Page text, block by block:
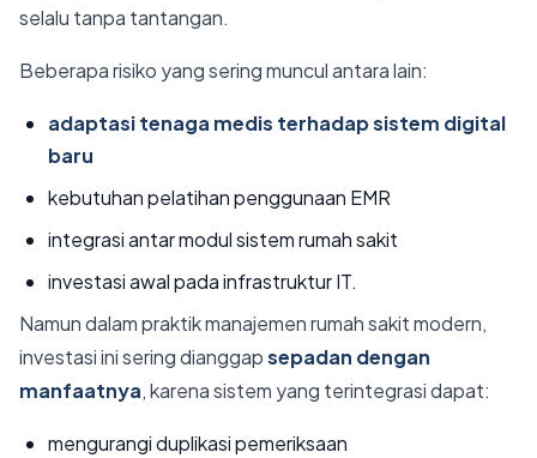
selalu tanpa tantangan.
Beberapa risiko yang sering muncul antara lain:
adaptasi tenaga medis terhadap sistem digital
baru
kebutuhan pelatihan penggunaan EMR
integrasi antar modul sistem rumah sakit
investasi awal pada infrastruktur IT.
Namun dalam praktik manajemen rumah sakit modern,
investasi ini sering dianggapsepadan dengan
manfaatnya, karena sistem yang terintegrasi dapat:
mengurangi duplikasi pemeriksaan